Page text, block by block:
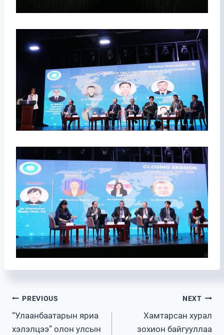
Post
navigation
PREVIOUS
“Улаанбаатарын яриа
хэлэлцээ” олон улсын
NEXT
Хамтарсан хурал
зохион байгууллаа